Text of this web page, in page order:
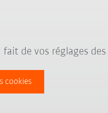
de vos réglages
cookies